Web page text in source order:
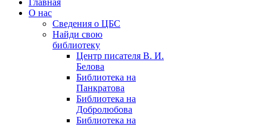
Главная
О нас
Сведения о ЦБС
Найди свою
библиотеку
Центр писателя В. И.
Белова
Библиотека на
Панкратова
Библиотека на
Добролюбова
Библиотека на